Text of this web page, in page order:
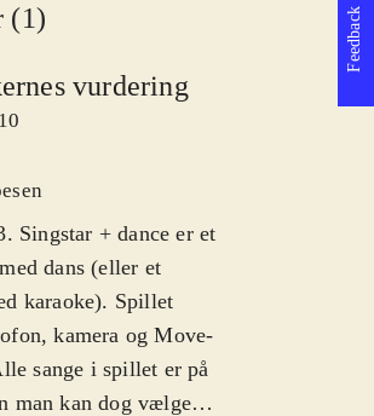
(1)
vurdering
Singstar + dance er et
dans (eller et
karaoke). Spillet
kamera og Move-
sange i spillet er på
man kan dog vælge
Feedback